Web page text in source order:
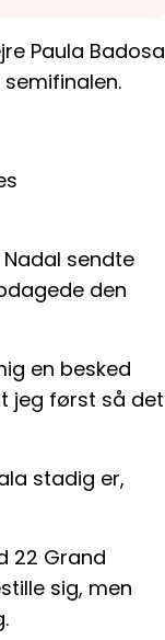
Paula Badosa
sendte
den
en besked
jeg først så det
stadig er,
22 Grand
sig, men